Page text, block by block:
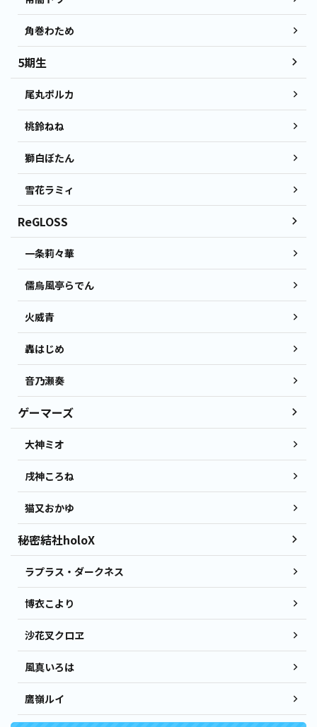
角巻わため
5期生
尾丸ポルカ
桃鈴ねね
獅白ぼたん
雪花ラミィ
ReGLOSS
一条莉々華
儒烏風亭らでん
火威青
轟はじめ
音乃瀬奏
ゲーマーズ
大神ミオ
戌神ころね
猫又おかゆ
秘密結社holoX
ラプラス・ダークネス
博衣こより
沙花叉クロヱ
風真いろは
鷹嶺ルイ